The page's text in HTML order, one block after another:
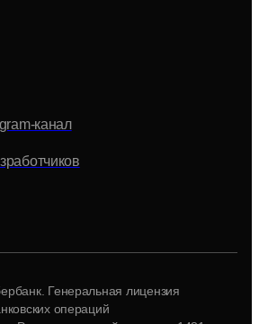
канал
Генеральная лицензия
операций